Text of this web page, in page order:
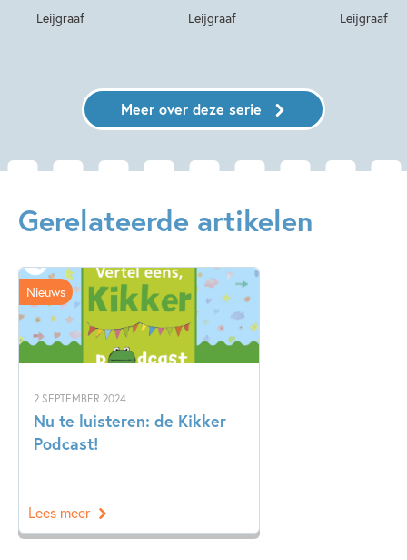
Leijgraaf
Leijgraaf
Leijgraaf
Meer over deze serie
Gerelateerde artikelen
2 SEPTEMBER 2024
Nu te luisteren: de Kikker
Podcast!
Nieuws
Lees meer